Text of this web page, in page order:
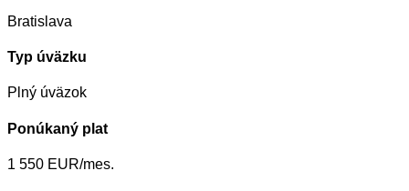
Bratislava
Typ úväzku
Plný úväzok
Ponúkaný plat
1 550 EUR/mes.